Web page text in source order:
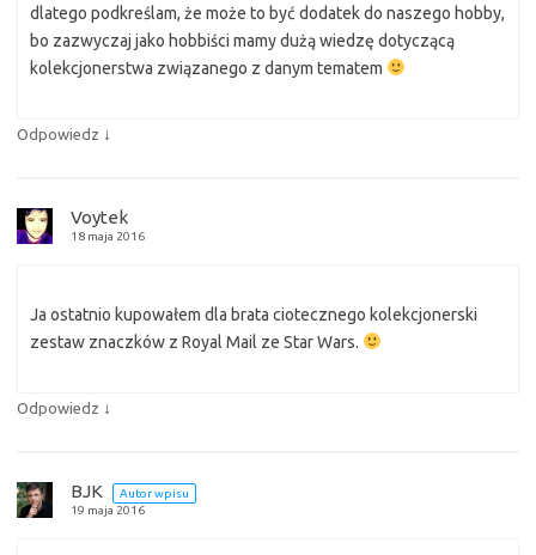
dlatego podkreślam, że może to być dodatek do naszego hobby,
bo zazwyczaj jako hobbiści mamy dużą wiedzę dotyczącą
kolekcjonerstwa związanego z danym tematem
Odpowiedz ↓
Voytek
18 maja 2016
Ja ostatnio kupowałem dla brata ciotecznego kolekcjonerski
zestaw znaczków z Royal Mail ze Star Wars.
Odpowiedz ↓
BJK
Autor wpisu
19 maja 2016